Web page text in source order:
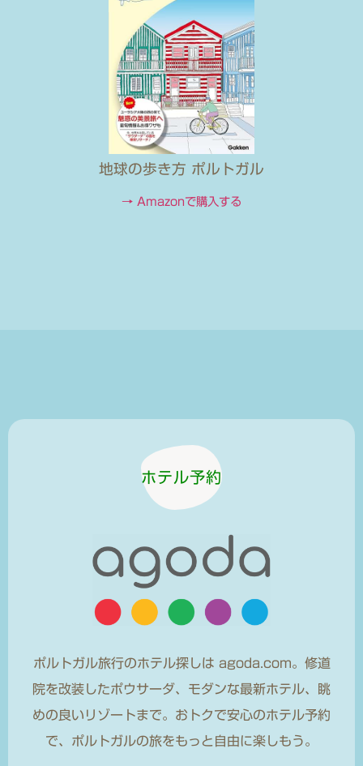
地球の歩き方 ポルトガル
→ Amazonで購入する
ホテル予約
ポルトガル旅行のホテル探しは agoda.com。修道
院を改装したポウサーダ、モダンな最新ホテル、眺
めの良いリゾートまで。おトクで安心のホテル予約
で、ポルトガルの旅をもっと自由に楽しもう。